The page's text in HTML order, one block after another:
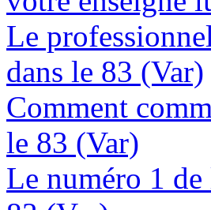
Le
dans le 83 (Var)
Comment
le 83 (Var)
Le numéro 1 de